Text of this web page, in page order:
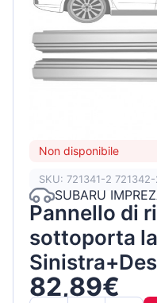
Non disponibile
SKU: 721341-2 721342-
SUBARU
Pannello di
sottoporta
82,89€